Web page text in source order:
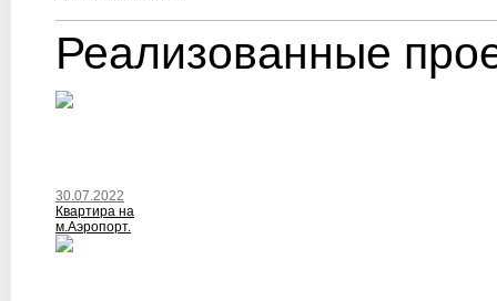
Реализованные
30.07.2022
Квартира на
м.Аэропорт.